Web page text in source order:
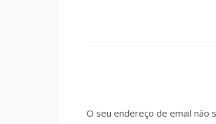
O seu endereço de email não